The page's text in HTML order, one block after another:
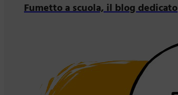
Fumetto a scuola, il blog dedicato